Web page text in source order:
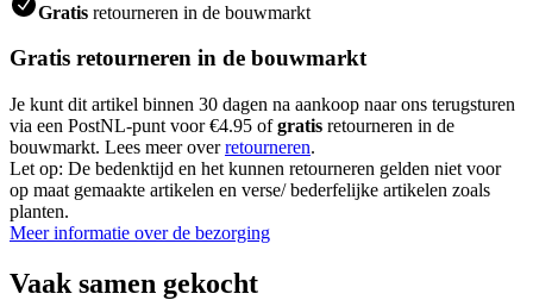
Gratis retourneren in de bouwmarkt
Gratis retourneren in de bouwmarkt
Je kunt dit artikel binnen 30 dagen na aankoop naar ons terugsturen
via een PostNL-punt voor €4.95 ofgratis retourneren in de
bouwmarkt. Lees meer overretourneren.
Let op: De bedenktijd en het kunnen retourneren gelden niet voor
op maat gemaakte artikelen en verse/ bederfelijke artikelen zoals
planten.
Meer informatie over de bezorging
Vaak samen gekocht